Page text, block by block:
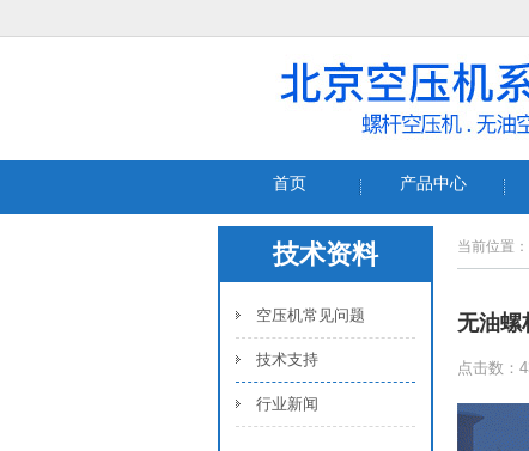
首页 产品中心
技术资料
空压机常见问题
技术支持
行业新闻
当前位置：
无油螺
点击数：